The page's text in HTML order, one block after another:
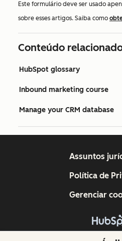
Este formulário deve ser usado
sobre esses artigos. Saiba como
Conteúdo
HubSpot glossary
Inbound marketing course
Manage your CRM database
Copyright © 2026
Assuntos
Política de
Gerenciar